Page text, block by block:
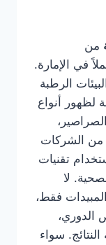
من
في الإمارة.
الرطبة
لظهور أنواع
من الشركات
تقنيات
لا
فقط،
الدوري،
سواء